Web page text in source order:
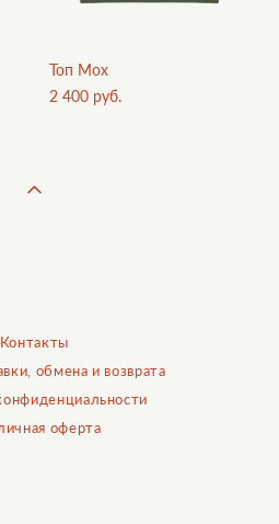
Топ Мох
2 400 pуб.
Контакты
обмена и возврата
оферта